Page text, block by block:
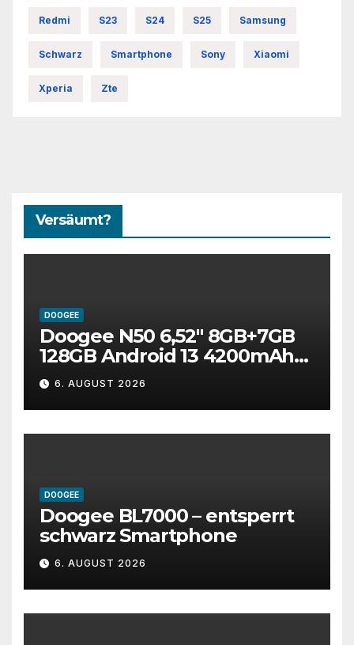
Redmi S23 S24 S25 Samsung
Schwarz Smartphone Sony Xiaomi
Xperia Zte
Versäumt?
DOOGEE
Doogee N50 6,52″ 8GB+7GB
128GB Android 13 4200mAh
Smartphone – FAIRY PINK
6. AUGUST 2026
DOOGEE
Doogee BL7000 – entsperrt
schwarz Smartphone
6. AUGUST 2026